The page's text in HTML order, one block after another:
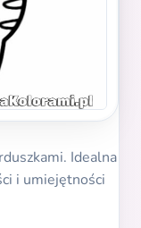
Idealna
i umiejętności